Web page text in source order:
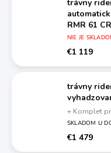
trávny
RMR 61
NIE JE
€1 119
trávny
+ Komplet
náplne
SKLADOM U
€1 479